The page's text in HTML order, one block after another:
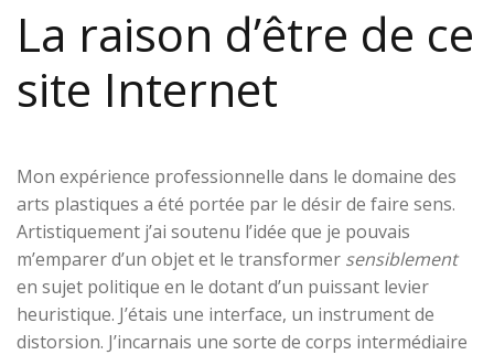
La raison d’être de ce
site Internet
Mon expérience professionnelle dans le domaine des
arts plastiques a été portée par le désir de faire sens.
Artistiquement j’ai soutenu l’idée que je pouvais
m’emparer d’un objet et le transformer sensiblement
en sujet politique en le dotant d’un puissant levier
heuristique. J’étais une interface, un instrument de
distorsion. J’incarnais une sorte de corps intermédiaire